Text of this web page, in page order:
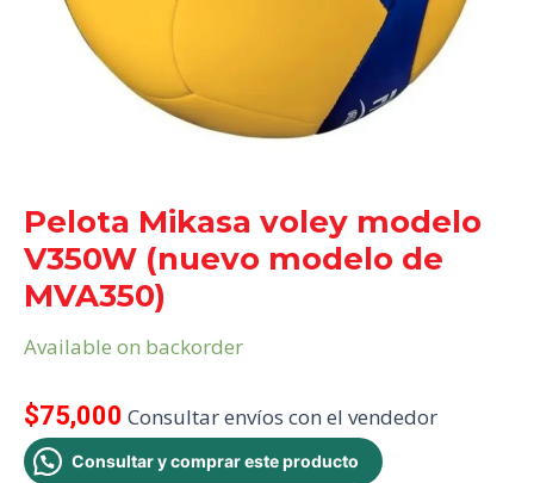
Pelota Mikasa voley modelo
V350W (nuevo modelo de
MVA350)
Available on backorder
$75,000 Consultar envíos con el vendedor
Consultar y comprar este producto